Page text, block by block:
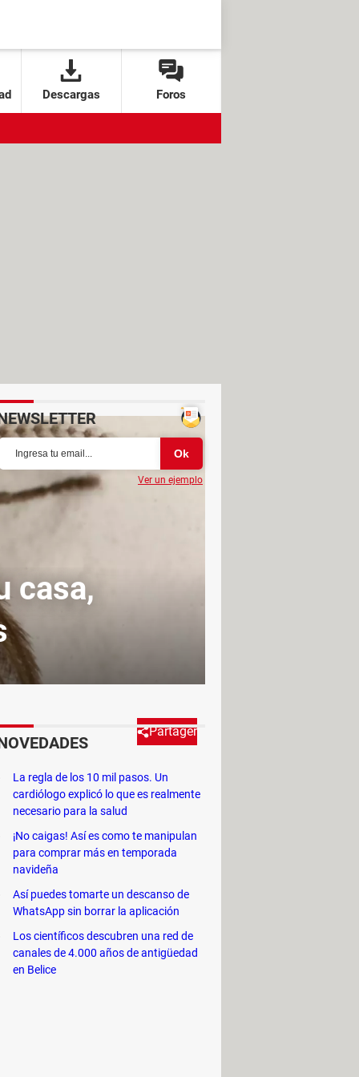
Descargas Foros
casa,
Partager
tomado de insectos,
Recurrió al zoólogo y
. En él suele responder a las
Ver un ejemplo
La regla de los 10 mil pasos. Un
cardiólogo explicó lo que es realmente
necesario para la salud
¡No caigas! Así es como te manipulan
para comprar más en temporada
navideña
Así puedes tomarte un descanso de
WhatsApp sin borrar la aplicación
Los científicos descubren una red de
canales de 4.000 años de antigüedad
en Belice